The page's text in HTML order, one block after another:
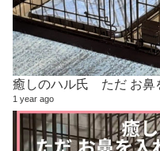
癒しのハル氏 ただ お鼻
1 year ago